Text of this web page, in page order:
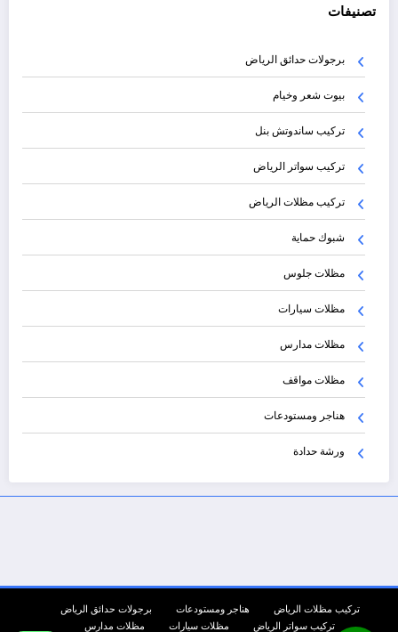
تصنيفات
برجولات حدائق الرياض
بيوت شعر وخيام
تركيب ساندوتش بنل
تركيب سواتر الرياض
تركيب مظلات الرياض
شبوك حماية
مظلات جلوس
مظلات سيارات
مظلات مدارس
مظلات مواقف
هناجر ومستودعات
ورشة حدادة
تركيب مظلات الرياض هناجر ومستودعات
برجولات حدائق الرياض
تركيب سواتر الرياض
مظلات سيارات مظلات مدارس